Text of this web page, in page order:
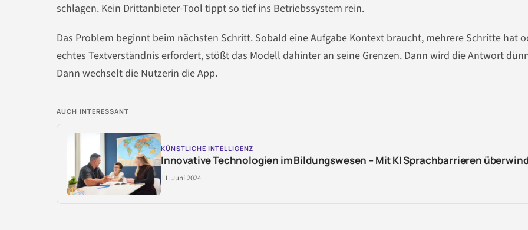
schlagen. Kein Drittanbieter-Tool tippt so tief ins Betriebssystem rein.
Das Problem beginnt beim nächsten Schritt. Sobald eine Aufgabe Kontext braucht, mehrere Schritte hat
echtes Textverständnis erfordert, stößt das Modell dahinter an seine Grenzen. Dann wird die Antwort
Dann wechselt die Nutzerin die App.
AUCH INTERESSANT
KÜNSTLICHE INTELLIGENZ
Innovative Technologien im Bildungswesen – Mit KI Sprachbarrieren
11. Juni 2024